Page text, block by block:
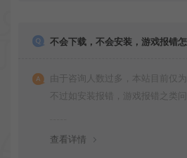
不会下载，不会安装，游戏报错
由于咨询人数过多，本站目前仅
不过如安装报错，游戏报错之类
查看详情